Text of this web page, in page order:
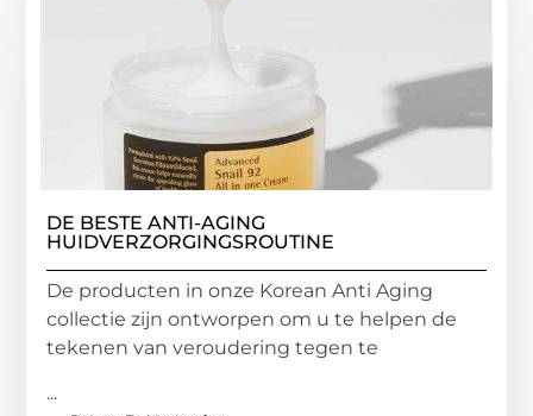
DE BESTE ANTI-AGING
HUIDVERZORGINGSROUTINE
De producten in onze Korean Anti Aging
collectie zijn ontworpen om u te helpen de
tekenen van veroudering tegen te
...